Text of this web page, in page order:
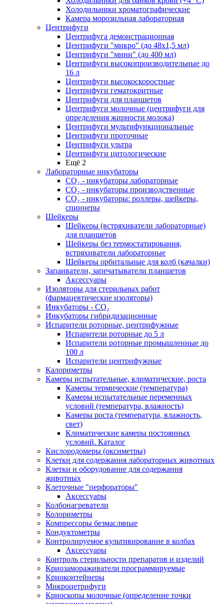
Холодильники хроматографические
Камера морозильная лабораторная
Центрифуги
Центрифуга демонстрационная
Центрифуги "микро" (до 48x1,5 мл)
Центрифуги "мини" (до 400 мл)
Центрифуги высокопроизводительные до
16 л
Центрифуги высокоскоростные
Центрифуги гематокритные
Центрифуги для планшетов
Центрифуги молочные (центрифуги для
определения жирности молока)
Центрифуги мультифункциональные
Центрифуги проточные
Центрифуги ультра
Центрифуги цитологические
Ещё 2
Лабораторные инкубаторы
СО₂ - инкубаторы лабораторные
СО₂ - инкубаторы производственные
СО₂ - инкубаторы: роллеры, шейкеры,
спиннеры
Шейкеры
Шейкеры (встряхиватели лабораторные)
для планшетов
Шейкеры без термостатирования,
встряхиватели лабораторные
Шейкеры орбитальные для колб (качалки)
Запаиватели, запечатыватели планшетов
Аксессуары
Изоляторы для стерильных работ
(фармацевтические изоляторы)
Инкубаторы - CO₂
Инкубаторы гибридизационные
Испарители роторные, центрифужные
Испарители роторные до 5 л
Испарители роторные промышленные до
100 л
Испарители центрифужные
Калориметры
Камеры испытательные, климатические, роста
Камеры термические (температура)
Камеры испытательные переменных
условий (температура, влажность)
Камеры роста (температура, влажность,
свет)
Климатические камеры постоянных
условий. Каталог
Кислородомеры (оксиметры)
Клетки для содержания лабораторных животных
Клетки и оборудование для содержания
животных
Клеточные "перфораторы"
Аксессуары
Колбонагреватели
Колориметры
Компрессоры безмасляные
Кондуктометры
Контролируемое культивирование в колбах
Аксессуары
Контроль стерильности препаратов и изделий
Криозамораживатели программируемые
Криоконтейнеры
Микроцетрифуги
Криоскопы молочные (определение точки